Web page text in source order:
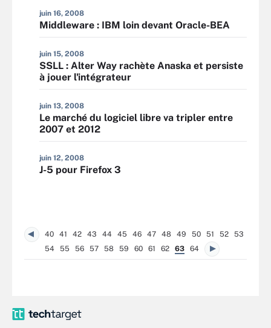
juin 16, 2008
Middleware : IBM loin devant Oracle-BEA
juin 15, 2008
SSLL : Alter Way rachète Anaska et persiste
à jouer l'intégrateur
juin 13, 2008
Le marché du logiciel libre va tripler entre
2007 et 2012
juin 12, 2008
J-5 pour Firefox 3
40 41 42 43 44 45 46 47 48 49 50 51 52
53
54
55 56 57 58 59 60 61 62 63 64